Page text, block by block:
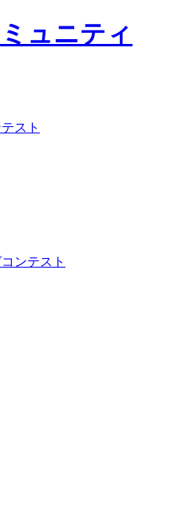
スト
ンテスト